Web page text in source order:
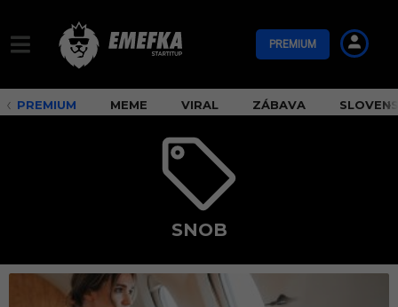
PREMIUM
PREMIUM MEME VIRAL ZÁBAVA
SNOB